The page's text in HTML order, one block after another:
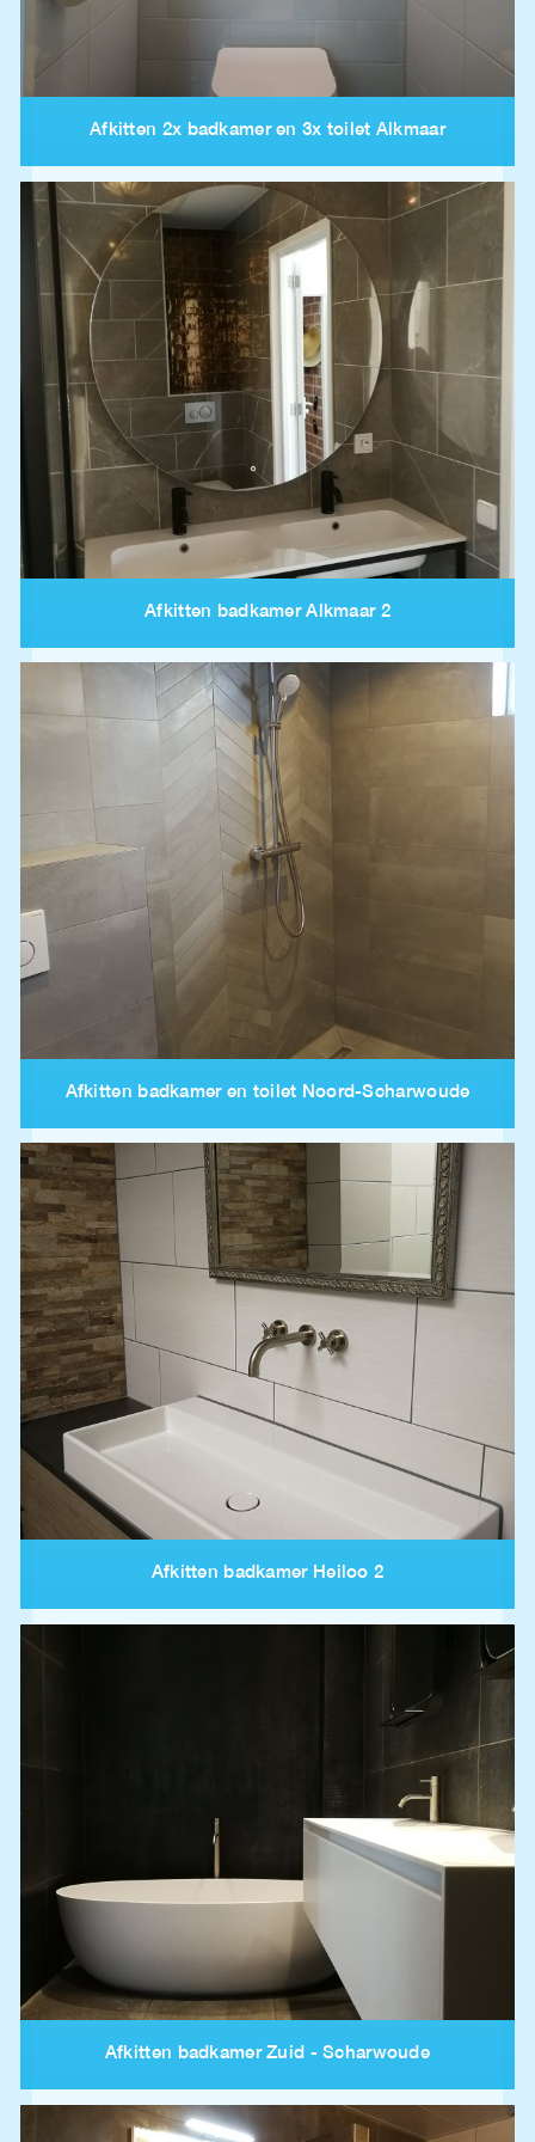
Afkitten 2x badkamer en 3x toilet Alkmaar
Afkitten badkamer Alkmaar 2
Afkitten badkamer en toilet Noord-Scharwoude
Afkitten badkamer Heiloo 2
Afkitten badkamer Zuid - Scharwoude